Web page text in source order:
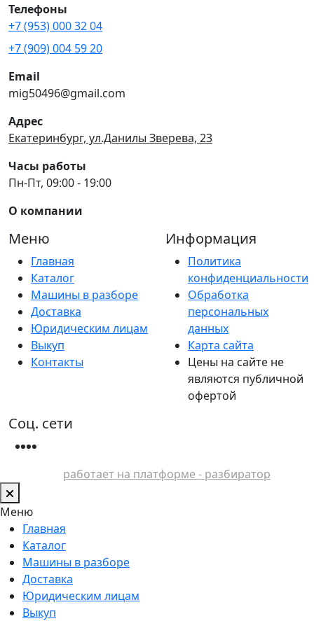
Телефоны
+7 (953) 000 32 04
+7 (909) 004 59 20
Email
mig50496@gmail.com
Адрес
Екатеринбург, ул.Данилы Зверева, 23
Часы работы
Пн-Пт, 09:00 - 19:00
О компании
Меню
Главная
Каталог
Машины в разборе
Доставка
Юридическим лицам
Выкуп
Контакты
Информация
Политика
конфиденциальности
Обработка
персональных
данных
Карта сайта
Цены на сайте не
являются публичной
офертой
Соц. сети
работает на платформе - разбиратор
Меню
Главная
Каталог
Машины в разборе
Доставка
Юридическим лицам
Выкуп